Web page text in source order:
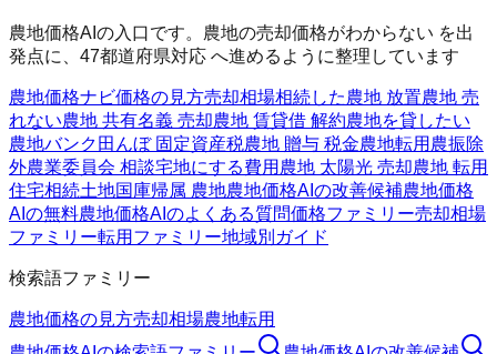
農地価格AIの入口です。農地の売却価格がわからない を出
発点に、47都道府県対応 へ進めるように整理しています
農地価格ナビ価格の見方売却相場相続した農地 放置農地 売
れない農地 共有名義 売却農地 賃貸借 解約農地を貸したい
農地バンク 田んぼ 固定資産税農地 贈与 税金農地転用 農振除
外農業委員会 相談宅地にする費用 農地 太陽光 売却農地 転用
住宅相続土地国庫帰属 農地農地価格AIの改善候補農地価格
AIの無料農地価格AIのよくある質問価格ファミリー売却相場
ファミリー転用ファミリー地域別ガイド
検索語ファミリー
農地価格の見方売却相場農地転用